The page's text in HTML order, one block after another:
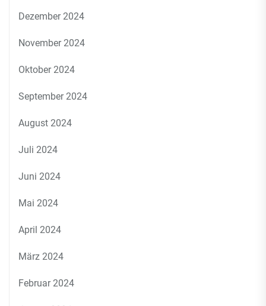
Dezember 2024
November 2024
Oktober 2024
September 2024
August 2024
Juli 2024
Juni 2024
Mai 2024
April 2024
März 2024
Februar 2024